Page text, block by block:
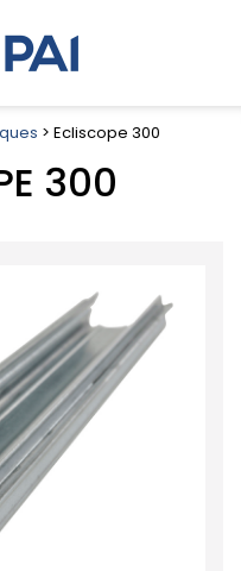
> Ecliscope 300
300